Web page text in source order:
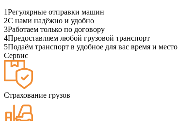
1Регулярные отправки машин
2С нами надёжно и удобно
3Работаем только по договору
4Предоставляем любой грузовой транспорт
5Подаём транспорт в удобное для вас время и место
Сервис
Страхование грузов